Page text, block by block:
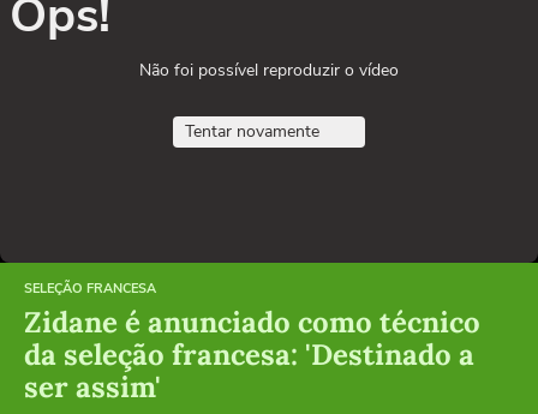
Ops!
Não foi possível reproduzir o vídeo
Tentar novamente
SELEÇÃO FRANCESA
Zidane é anunciado como técnico
da seleção francesa: 'Destinado a
ser assim'